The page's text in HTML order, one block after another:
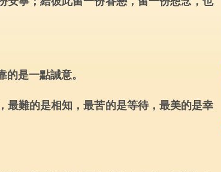
是一點誠意。
最難的是相知，最苦的是等待，最美的是幸